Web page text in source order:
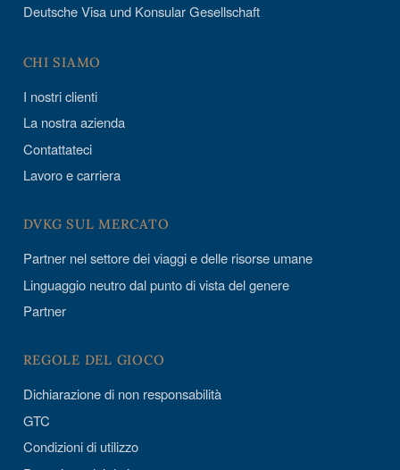
Deutsche Visa und Konsular Gesellschaft
CHI SIAMO
I nostri clienti
La nostra azienda
Contattateci
Lavoro e carriera
DVKG SUL MERCATO
Partner nel settore dei viaggi e delle risorse umane
Linguaggio neutro dal punto di vista del genere
Partner
REGOLE DEL GIOCO
Dichiarazione di non responsabilità
GTC
Condizioni di utilizzo